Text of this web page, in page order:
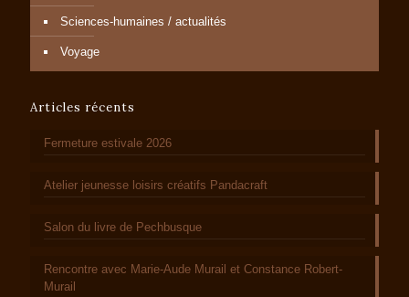
Sciences-humaines / actualités
Voyage
Articles récents
Fermeture estivale 2026
Atelier jeunesse loisirs créatifs Pandacraft
Salon du livre de Pechbusque
Rencontre avec Marie-Aude Murail et Constance Robert-
Murail